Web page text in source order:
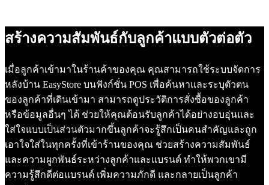
สร้างความสัมพันธ์กับลูกค้าแบบตัวต่อตัว
เมื่อลูกค้าเข้ามาในร้านค้าของคุณ คุณสามารถใช้ระบบจัดการ
หลังบ้าน EasyStore บนฟังก์ชั่น POS เพื่อค้นหาและระบุตัวตน
ของลูกค้าที่เดินเข้ามา สามารถดูประวัติการสั่งซื้อของลูกค้า
หรือข้อมูลอื่นๆ ได้ ช่วยให้คุณต้อนรับลูกค้าได้อย่างอบอุ่นและ
ใส่ใจแบบเป็นส่วนตัวมากขึ้นลูกค้าจะรู้สึกเป็นคนสำคัญและถูก
เอาใจใส่ในทุกครั้งที่เข้าร้านของคุณ ช่วยสร้างความสัมพันธ์
และความผูกพันธ์ระหว่างลูกค้าและแบรนด์ ทำให้พวกเขามี
ความรู้สึกดีต่อแบรนด์ เพิ่มความภักดี และกลายเป็นลูกค้า